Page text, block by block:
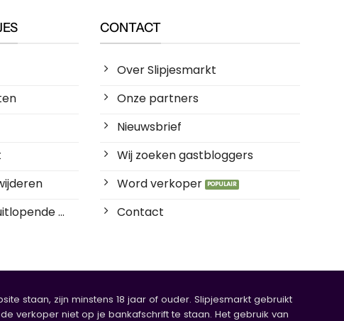
...
CONTACT
Over Slipjesmarkt
Onze partners
Nieuwsbrief
Wij zoeken gastbloggers
Word verkoper
Contact
staan, zijn minstens 18 jaar of ouder. Slipjesmarkt gebruikt
verkoper niet op je bankafschrift te staan. Het gebruik van